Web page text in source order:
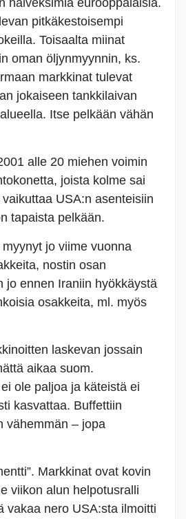
pitkäkestoisempi
Toisaalta miinat
oman öljynmyynnin, ks.
markkinat tulevat
jokaiseen tankkilaivan
Itse pelkään vähän
alle 20 miehen voimin
joista kolme sai
USA:n asenteisiin
tapaista pelkään.
jo viime vuonna
nostin osan
jo ennen Iraniin hyökkäystä
osakkeita, ml. myös
laskevan jossain
aikaa suom.
ole paljoa ja käteistä ei
kasvattaa. Buffettiin
vähemmän – jopa
Markkinat ovat kovin
viikon alun helpotusralli
vakaa nero USA:sta ilmoitti